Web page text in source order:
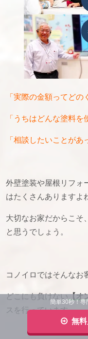
「実際の金額ってどの
「うちはどんな塗料を
「相談したいことが
外壁塗装や屋根リフォ
はたくさんありますよ
大切なお家だからこそ、
と思うでしょう。
コノイロではそんなお
どこにも負けない【オ
スを行っています。
簡単30秒！専
無